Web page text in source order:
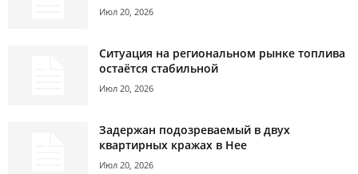
Июл 20, 2026
Ситуация на региональном рынке топлива
остаётся стабильной
Июл 20, 2026
Задержан подозреваемый в двух
квартирных кражах в Нее
Июл 20, 2026